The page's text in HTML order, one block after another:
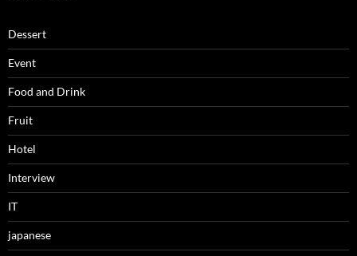
Dessert
Event
Food and Drink
Fruit
Hotel
Interview
IT
japanese